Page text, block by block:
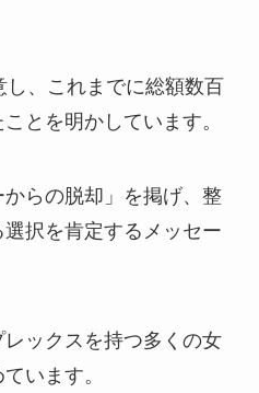
、これまでに総額数百
とを明かしています。
らの脱却」を掲げ、整
択を肯定するメッセー
ックスを持つ多くの女
います。